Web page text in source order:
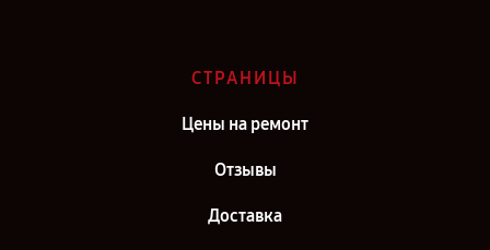
СТРАНИЦЫ
Цены на ремонт
Отзывы
Доставка